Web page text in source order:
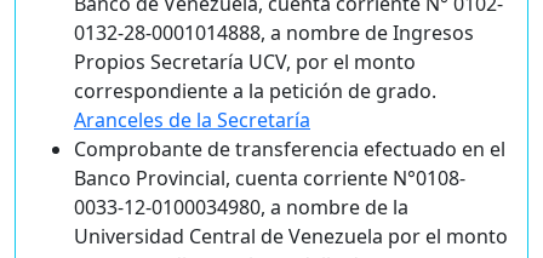
0132-28-0001014888, a nombre de Ingresos
Propios Secretaría UCV, por el monto
correspondiente a la petición de grado.
Aranceles de la Secretaría
Comprobante de transferencia efectuado en el
Banco Provincial, cuenta corriente N°0108-
0033-12-0100034980, a nombre de la
Universidad Central de Venezuela por el monto